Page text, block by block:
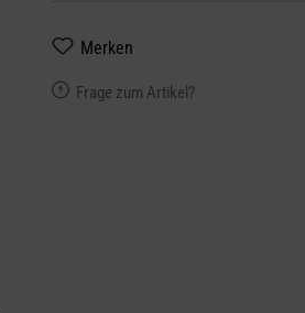
Merken
Frage zum Artikel?